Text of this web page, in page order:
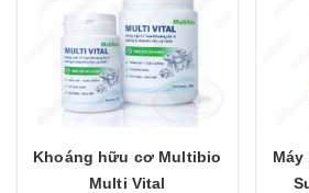
Khoáng hữu cơ Multibio
Multi Vital
Máy